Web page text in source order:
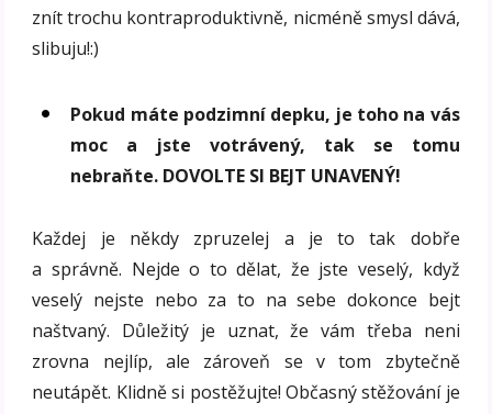
znít trochu kontraproduktivně, nicméně smysl dává,
slibuju!:)
Pokud máte podzimní depku, je toho na vás
moc a jste votrávený, tak se tomu
nebraňte. DOVOLTE SI BEJT UNAVENÝ!
Každej je někdy zpruzelej a je to tak dobře
a správně. Nejde o to dělat, že jste veselý, když
veselý nejste nebo za to na sebe dokonce bejt
naštvaný. Důležitý je uznat, že vám třeba neni
zrovna nejlíp, ale zároveň se v tom zbytečně
neutápět. Klidně si postěžujte! Občasný stěžování je